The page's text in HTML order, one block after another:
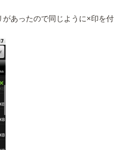
があったので同じように×印を付